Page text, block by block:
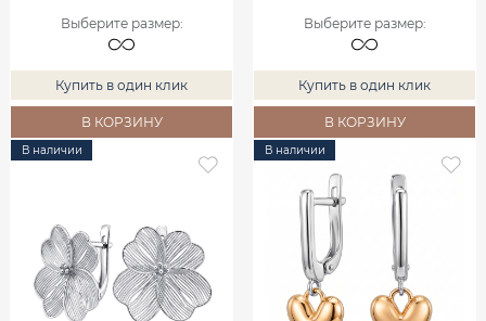
Выберите размер:
Купить в один клик
В КОРЗИНУ
Выберите размер:
Купить в один клик
В КОРЗИНУ
В наличии В наличии